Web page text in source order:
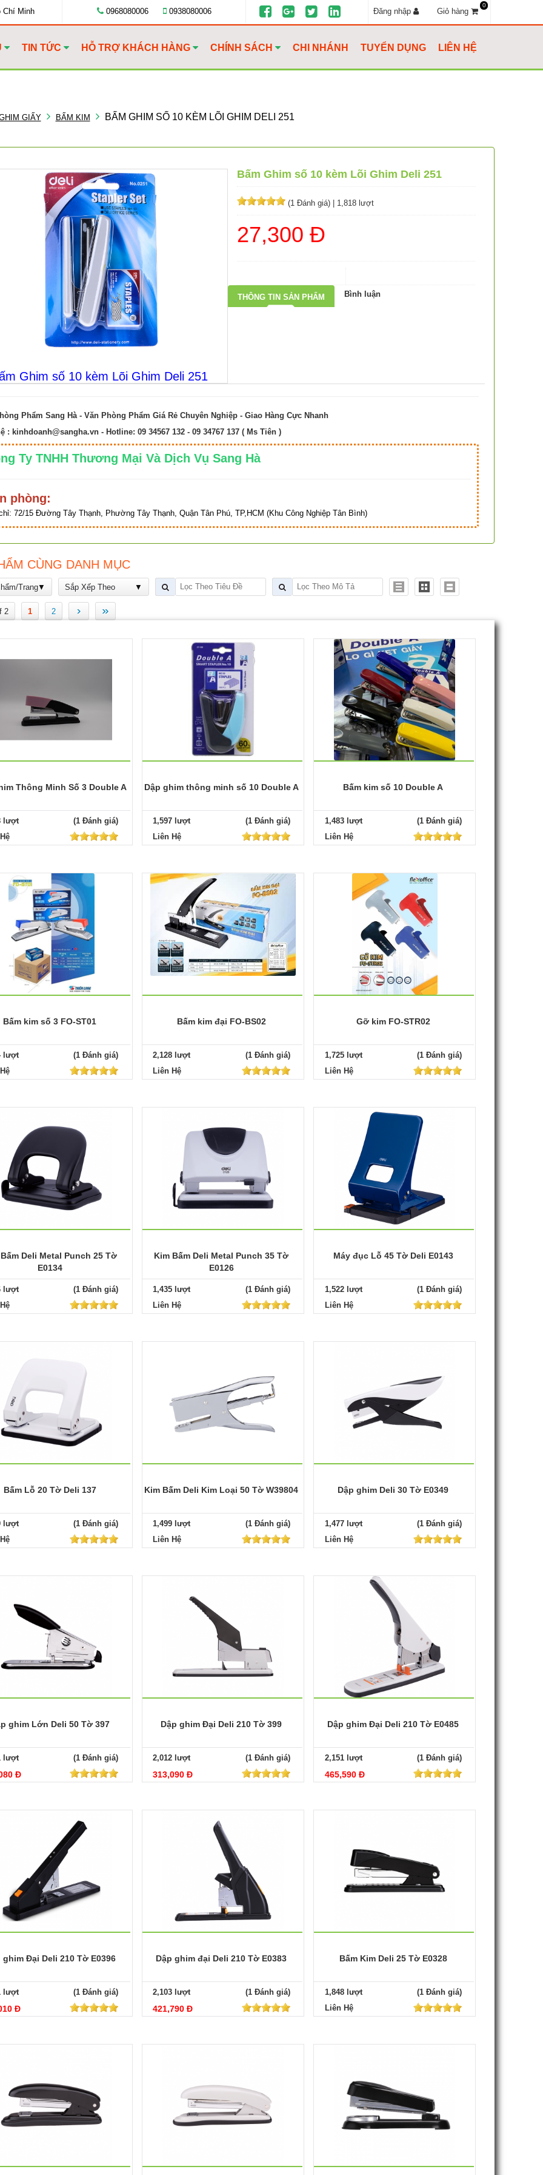
Chí Minh 0968080006 0938080006 Đăng nhập Giỏ hàng
0
TIN TỨC HỖ TRỢ KHÁCH HÀNG CHÍNH SÁCH CHI NHÁNH TUYỂN DỤNG LIÊN HỆ
GIẤY BẤM KIM BẤM GHIM SỐ 10 KÈM LÕI GHIM DELI 251
Ghim số 10 kèm Lõi Ghim Deli 251
Bấm Ghim số 10 kèm Lõi Ghim Deli 251
(1 Đánh giá) | 1,818 lượt
27,300 Đ
THÔNG TIN SẢN PHẨM Bình luận
Phẩm Sang Hà - Văn Phòng Phẩm Giá Rẻ Chuyên Nghiệp - Giao Hàng Cực Nhanh
: kinhdoanh@sangha.vn- Hotline: 09 34567 132 - 09 34767 137 ( Ms Tiên )
Ty TNHH Thương Mại Và Dịch Vụ Sang Hà
phòng:
72/15 Đường Tây Thạnh, Phường Tây Thạnh, Quận Tân Phú, TP,HCM (Khu Công Nghiệp Tân Bình)
CÙNG DANH MỤC
Trang Sắp Xếp Theo
2 1 2 › »
Thông Minh Số 3 Double A
lượt
(1 Đánh giá)
Dập ghim thông minh số 10 Double A
1,597 lượt
(1 Đánh giá)
Liên Hệ
Bấm kim số 10 Double A
1,483 lượt
(1 Đánh giá)
Liên Hệ
Bấm kim số 3 FO-ST01
lượt
(1 Đánh giá)
Bấm kim đại FO-BS02
2,128 lượt
(1 Đánh giá)
Liên Hệ
Gỡ kim FO-STR02
1,725 lượt
(1 Đánh giá)
Liên Hệ
Deli Metal Punch 25 Tờ
E0134
lượt
(1 Đánh giá)
Kim Bấm Deli Metal Punch 35 Tờ
E0126
1,435 lượt
(1 Đánh giá)
Liên Hệ
Máy đục Lỗ 45 Tờ Deli E0143
1,522 lượt
(1 Đánh giá)
Liên Hệ
Bấm Lỗ 20 Tờ Deli 137
lượt
(1 Đánh giá)
Kim Bấm Deli Kim Loại 50 Tờ W39804
1,499 lượt
(1 Đánh giá)
Liên Hệ
Dập ghim Deli 30 Tờ E0349
1,477 lượt
(1 Đánh giá)
Liên Hệ
ghim Lớn Deli 50 Tờ 397
lượt (1 Đánh giá)
Đ
Dập ghim Đại Deli 210 Tờ 399
2,012 lượt (1 Đánh giá)
313,090 Đ
Dập ghim Đại Deli 210 Tờ E0485
2,151 lượt (1 Đánh giá)
465,590 Đ
ghim Đại Deli 210 Tờ E0396
lượt (1 Đánh giá)
Đ
Dập ghim đại Deli 210 Tờ E0383
2,103 lượt (1 Đánh giá)
421,790 Đ
Bấm Kim Deli 25 Tờ E0328
1,848 lượt
(1 Đánh giá)
Liên Hệ